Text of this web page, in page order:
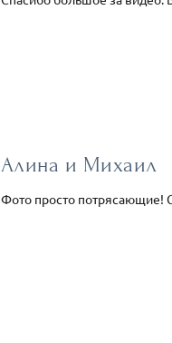
Алина и Михаил
Фото просто потрясающие!